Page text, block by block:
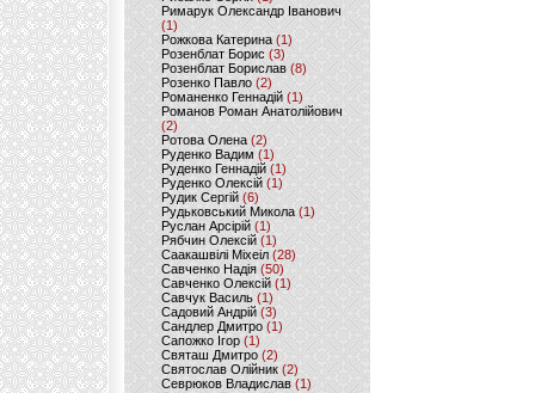
Римарук Олександр Іванович
(1)
Рожкова Катерина(1)
Розенблат Борис (3)
Розенблат Борислав (8)
Розенко Павло (2)
Романенко Геннадій (1)
Романов Роман Анатолійович
(2)
Ротова Олена(2)
Руденко Вадим (1)
Руденко Геннадій (1)
Руденко Олексій(1)
Рудик Сергій(6)
Рудьковський Микола (1)
Руслан Арсірій(1)
Рябчин Олексій (1)
Саакашвілі Міхеіл(28)
Савченко Надія (50)
Савченко Олексій(1)
Савчук Василь (1)
Садовий Андрій (3)
Сандлер Дмитро(1)
Сапожко Ігор(1)
Святаш Дмитро (2)
Святослав Олійник (2)
Севрюков Владислав (1)